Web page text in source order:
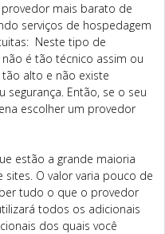
mais barato de
serviços de hospedagem
Neste tipo de
é tão técnico assim ou
alto e não existe
Então, se o seu
escolher um provedor
estão a grande maioria
O valor varia pouco de
tudo o que o provedor
todos os adicionais
dos quais você